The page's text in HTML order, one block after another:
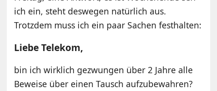
ich ein, steht deswegen natürlich aus.
Trotzdem muss ich ein paar Sachen festhalten:
Liebe Telekom,
bin ich wirklich gezwungen über 2 Jahre alle
Beweise über einen Tausch aufzubewahren?